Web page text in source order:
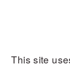
This site